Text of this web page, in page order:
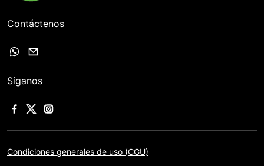
Contáctenos
Síganos
Condiciones generales de uso (CGU)